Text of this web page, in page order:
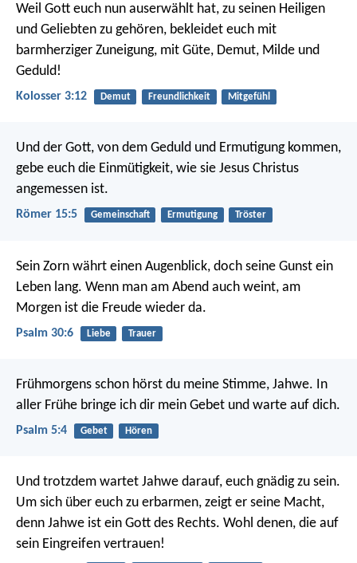
Weil Gott euch nun auserwählt hat, zu seinen Heiligen
und Geliebten zu gehören, bekleidet euch mit
barmherziger Zuneigung, mit Güte, Demut, Milde und
Geduld!
Kolosser 3:12 Demut Freundlichkeit Mitgefühl
Und der Gott, von dem Geduld und Ermutigung kommen,
gebe euch die Einmütigkeit, wie sie Jesus Christus
angemessen ist.
Römer 15:5 Gemeinschaft Ermutigung Tröster
Sein Zorn währt einen Augenblick, doch seine Gunst ein
Leben lang. Wenn man am Abend auch weint, am
Morgen ist die Freude wieder da.
Psalm 30:6 Liebe Trauer
Frühmorgens schon hörst du meine Stimme, Jahwe. In
aller Frühe bringe ich dir mein Gebet und warte auf dich.
Psalm 5:4 Gebet Hören
Und trotzdem wartet Jahwe darauf, euch gnädig zu sein.
Um sich über euch zu erbarmen, zeigt er seine Macht,
denn Jahwe ist ein Gott des Rechts. Wohl denen, die auf
sein Eingreifen vertrauen!